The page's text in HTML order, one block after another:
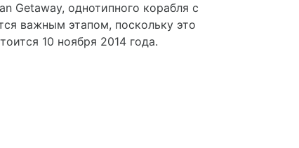
Getaway, однотипного корабля с
важным этапом, поскольку это
10 ноября 2014 года.